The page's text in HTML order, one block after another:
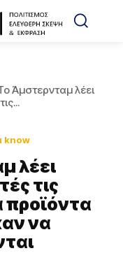
Άμστερνταμ λέει
know
λέει
τις
προϊόντα
να